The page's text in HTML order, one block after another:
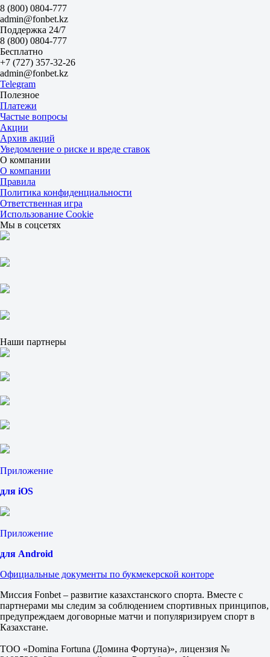
Обе забьют
Да
1.40
Нет
2.75
ИТ 1
Б
М
0.5
1.30
3.30
ИТ 2
Б
М
0.5
1.04
8.00
Голд Кост Найтс
-
Пенинсула Пауэр
8 августа в 11:00
2.85
2.05
1X
X2
1.19
1.32
1
2
2.17
1.62
Тотал
Б
М
2.15
Обе забьют
1.45
Нет
2.55
Б
0.5
1.23
3.70
ИТ 2
Б
М
0.5
4.80
8 (800) 0804-777
admin@fonbet.kz
Поддержка 24/7
8 (800) 0804-777
Бесплатно
+7 (727) 357-32-26
admin@fonbet.kz
Telegram
Полезное
Платежи
Частые вопросы
Акции
Архив акций
Уведомление о риске и вреде ставок
О компании
О компании
Правила
Политика конфиденциальности
Ответственная игра
Использование Cookie
Мы в соцсетях
Наши партнеры
Приложение
для iOS
Приложение
для Android
Официальные документы по букмекерской конторе
Миссия Fonbet – развитие казахстанского спорта. Вместе с
партнерами мы следим за соблюдением спортивных принципов,
предупреждаем договорные матчи и популяризируем спорт в
Казахстане.
ТОО «Domina Fortuna (Домина Фортуна)», лицензия №